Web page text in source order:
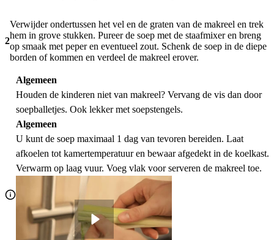
2
Verwijder ondertussen het vel en de graten van de makreel en trek
hem in grove stukken. Pureer de soep met de staafmixer en breng
op smaak met peper en eventueel zout. Schenk de soep in de diepe
borden of kommen en verdeel de makreel erover.
Algemeen
Houden de kinderen niet van makreel? Vervang de vis dan door
soepballetjes. Ook lekker met soepstengels.
Algemeen
U kunt de soep maximaal 1 dag van tevoren bereiden. Laat
afkoelen tot kamertemperatuur en bewaar afgedekt in de koelkast.
Verwarm op laag vuur. Voeg vlak voor serveren de makreel toe.